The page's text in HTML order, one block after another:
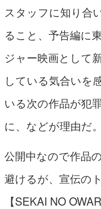
スタッフに知り合
ること、予告編に
ジャー映画として
している気合いを
いる次の作品が犯
に、などが理由だ。
公開中なので作品
避けるが、宣伝の
【SEKAI NO